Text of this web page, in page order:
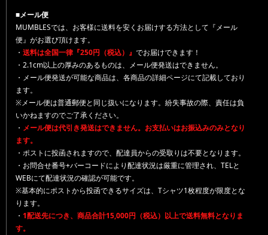
■メール便
MUMBLESでは、お客様に送料を安くお届けする方法として『メール
便』がお選び頂けます。
・ 送料は全国一律『250円（税込）』 でお届けできます！
・2.1cm以上の厚みのあるものは、メール便発送はできません。
・メール便発送が可能な商品は、各商品の詳細ページにて記載しており
ます。
※メール便は普通郵便と同じ扱いになります。紛失事故の際、責任は負
いかねますのでご了承ください。
・ メール便は代引き発送はできません。お支払いはお振込みのみとなり
ます。
・ポストに投函されますので、配達員からの受取りは不要となります。
・お問合せ番号+バーコードにより配達状況は厳重に管理され、TELと
WEBにて配達状況の確認が可能です。
※基本的にポストから投函できるサイズは、Tシャツ1枚程度が限度とな
ります。
・ 1配送先につき、商品合計15,000円（税込）以上で送料無料となりま
す。